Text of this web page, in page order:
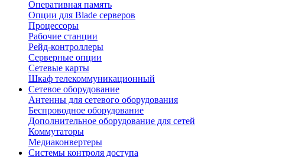
Оперативная память
Опции для Blade серверов
Процессоры
Рабочие станции
Рейд-контроллеры
Серверные опции
Сетевые карты
Шкаф телекоммуникационный
Сетевое оборудование
Антенны для сетевого оборудования
Беспроводное оборудование
Дополнительное оборудование для сетей
Коммутаторы
Медиаконвертеры
Системы контроля доступа